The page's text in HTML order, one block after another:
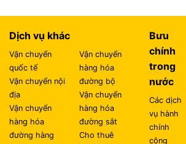
Dịch vụ khác
Vận chuyển
quốc tế
Vận chuyển nội
địa
Vận chuyển
hàng hóa
đường hàng
Vận chuyển
hàng hóa
đường bộ
Vận chuyển
hàng hóa
đường sắt
Cho thuê
Bưu
chính
trong
nước
Các dịch
vụ hành
chính
công